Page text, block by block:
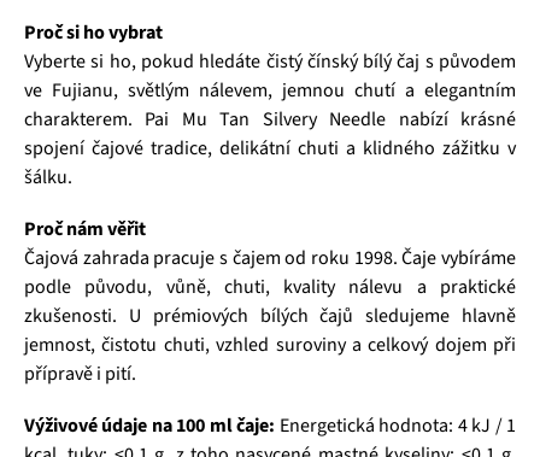
Proč si ho vybrat
Vyberte si ho, pokud hledáte čistý čínský bílý čaj s původem
ve Fujianu, světlým nálevem, jemnou chutí a elegantním
charakterem. Pai Mu Tan Silvery Needle nabízí krásné
spojení čajové tradice, delikátní chuti a klidného zážitku v
šálku.
Proč nám věřit
Čajová zahrada pracuje s čajem od roku 1998. Čaje vybíráme
podle původu, vůně, chuti, kvality nálevu a praktické
zkušenosti. U prémiových bílých čajů sledujeme hlavně
jemnost, čistotu chuti, vzhled suroviny a celkový dojem při
přípravě i pití.
Výživové údaje na 100 ml čaje: Energetická hodnota: 4 kJ / 1